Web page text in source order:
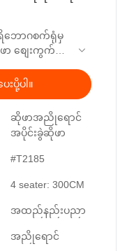
ဘောဂစက်ရုံမှ
ာ စျေးကွက်
အသွင်အပြင်
းခြား အား
ည်ကောင်းရရှိ
များကို
များနှင့် ၎င်း
။ အီတလီ
ာ်ဖီစားပွဲပါ
ျက်များသည်
းပို့ပါ။
ဆိုဖာအညိုရောင်
အပိုင်းခွဲဆိုဖာ
#T2185
4 seater: 300CM
အထည်နည်းပညာ
အညိုရောင်